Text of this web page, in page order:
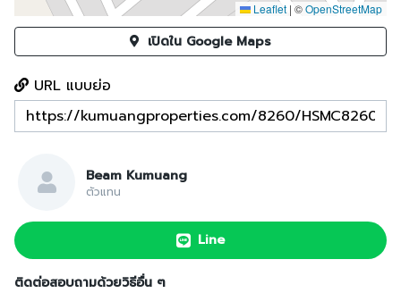
Leaflet | ©OpenStreetMap
เปิดใน Google Maps
URL แบบย่อ
Beam Kumuang
ตัวแทน
Line
ติดต่อสอบถามด้วยวิธีอื่น ๆ